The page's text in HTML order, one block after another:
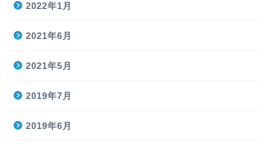
2022年1月
2021年6月
2021年5月
2019年7月
2019年6月